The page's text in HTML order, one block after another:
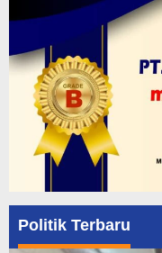
Politik Terbaru